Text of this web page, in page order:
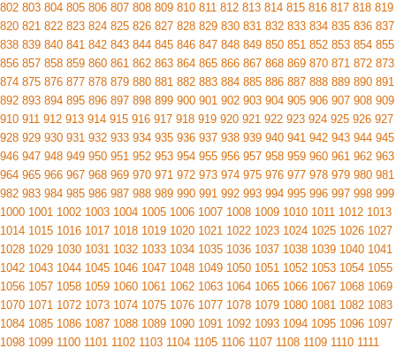
802 803 804 805 806 807 808 809 810 811 812 813 814 815 816 817 818 819
820 821 822 823 824 825 826 827 828 829 830 831 832 833 834 835 836 837
838 839 840 841 842 843 844 845 846 847 848 849 850 851 852 853 854 855
856 857 858 859 860 861 862 863 864 865 866 867 868 869 870 871 872 873
874 875 876 877 878 879 880 881 882 883 884 885 886 887 888 889 890 891
892 893 894 895 896 897 898 899 900 901 902 903 904 905 906 907 908 909
910 911 912 913 914 915 916 917 918 919 920 921 922 923 924 925 926 927
928 929 930 931 932 933 934 935 936 937 938 939 940 941 942 943 944 945
946 947 948 949 950 951 952 953 954 955 956 957 958 959 960 961 962 963
964 965 966 967 968 969 970 971 972 973 974 975 976 977 978 979 980 981
982 983 984 985 986 987 988 989 990 991 992 993 994 995 996 997 998 999
1000 1001 1002 1003 1004 1005 1006 1007 1008 1009 1010 1011 1012 1013
1014 1015 1016 1017 1018 1019 1020 1021 1022 1023 1024 1025 1026 1027
1028 1029 1030 1031 1032 1033 1034 1035 1036 1037 1038 1039 1040 1041
1042 1043 1044 1045 1046 1047 1048 1049 1050 1051 1052 1053 1054 1055
1056 1057 1058 1059 1060 1061 1062 1063 1064 1065 1066 1067 1068 1069
1070 1071 1072 1073 1074 1075 1076 1077 1078 1079 1080 1081 1082 1083
1084 1085 1086 1087 1088 1089 1090 1091 1092 1093 1094 1095 1096 1097
1098 1099 1100 1101 1102 1103 1104 1105 1106 1107 1108 1109 1110 1111